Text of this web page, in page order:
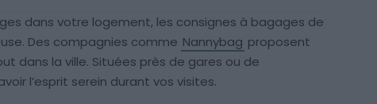
dans votre logement, les consignes à bagages de
Des compagnies comme Nannybag proposent
dans la ville. Situées près de gares ou de
l’esprit serein durant vos visites.